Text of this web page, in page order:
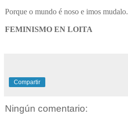
Porque o mundo é noso e imos mudalo.
FEMINISMO EN LOITA
Compartir
Ningún comentario: